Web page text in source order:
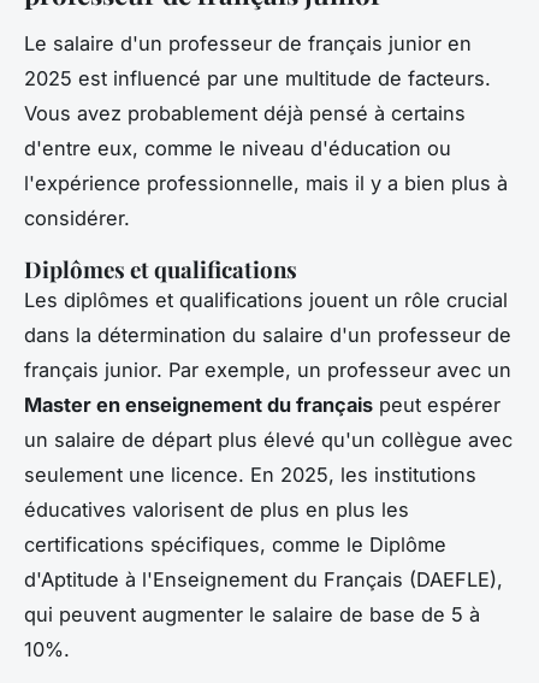
Le salaire d'un professeur de français junior en
2025 est influencé par une multitude de facteurs.
Vous avez probablement déjà pensé à certains
d'entre eux, comme le niveau d'éducation ou
l'expérience professionnelle, mais il y a bien plus à
considérer.
Diplômes et qualifications
Les diplômes et qualifications jouent un rôle crucial
dans la détermination du salaire d'un professeur de
français junior. Par exemple, un professeur avec un
Master en enseignement du français peut espérer
un salaire de départ plus élevé qu'un collègue avec
seulement une licence. En 2025, les institutions
éducatives valorisent de plus en plus les
certifications spécifiques, comme le Diplôme
d'Aptitude à l'Enseignement du Français (DAEFLE),
qui peuvent augmenter le salaire de base de 5 à
10%.